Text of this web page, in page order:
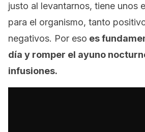
justo al levantarnos, tiene unos
para el organismo, tanto
negativos. Por eso es
día y romper el ayuno
infusiones.